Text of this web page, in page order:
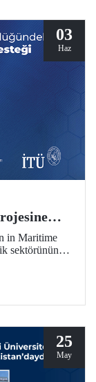
03
Haz
in Maritime
sektörünün
(IAMU)
25
May